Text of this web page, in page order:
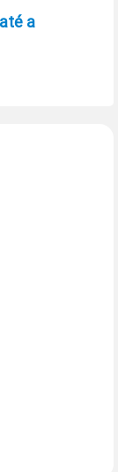
a